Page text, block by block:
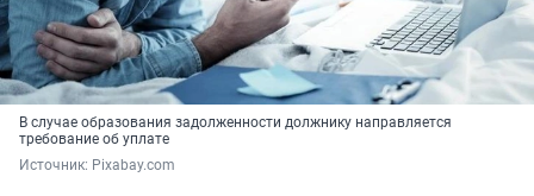
В случае образования задолженности должнику направляется
требование об уплате
Источник: Рixabay.com